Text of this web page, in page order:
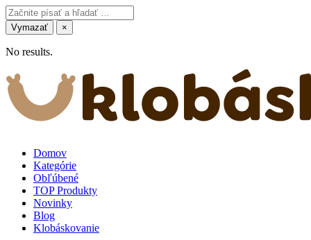
Vymazať ×
No results.
Domov
Kategórie
Obľúbené
TOP Produkty
Novinky
Blog
Klobáskovanie